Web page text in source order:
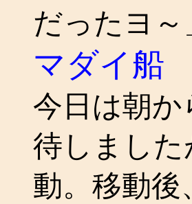
だったヨ
マダイ船
今日は朝
待しまし
動。移動後